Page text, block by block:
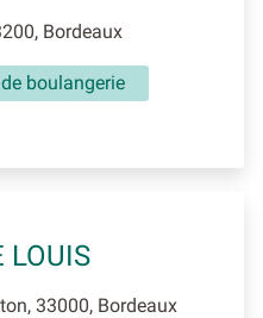
Bordeaux
boulangerie
LOUIS
33000, Bordeaux